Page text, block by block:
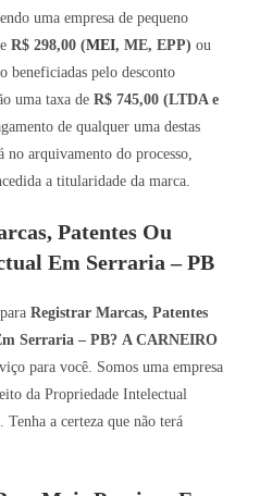
uma empresa de pequeno
R$ 298,00 (MEI, ME, EPP) ou
beneficiadas pelo desconto
uma taxa deR$ 745,00 (LTDA e
de qualquer uma destas
arquivamento do processo,
a titularidade da marca.
Patentes Ou
Em Serraria – PB
paraRegistrar Marcas, Patentes
Serraria – PB? A CARNEIRO
para você. Somos uma empresa
da Propriedade Intelectual
Tenha a certeza que não terá